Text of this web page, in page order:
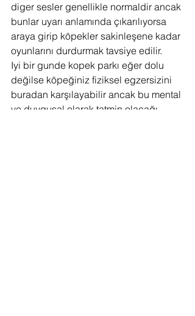
diger sesler genellikle normaldir ancak
bunlar uyarı anlamında çıkarılıyorsa
araya girip köpekler sakinleşene kadar
oyunlarını durdurmak tavsiye edilir.
Iyi bir gunde kopek parkı eğer dolu
değilse köpeğiniz fiziksel egzersizini
buradan karşılayabilir ancak bu mental
ve duygusal olarak tatmin olacağı